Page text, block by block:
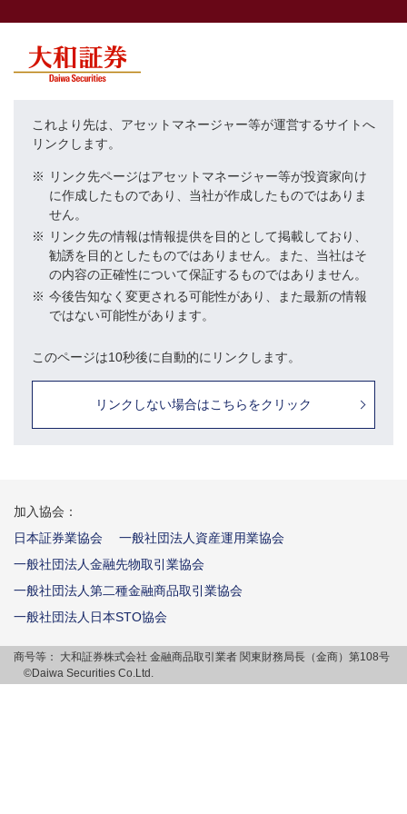
これより先は、アセットマネージャー等が運営するサイトへ
リンクします。
※
リンク先ページはアセットマネージャー等が投資家向け
に作成したものであり、当社が作成したものではありま
せん。
※
リンク先の情報は情報提供を目的として掲載しており、
勧誘を目的としたものではありません。また、当社はそ
の内容の正確性について保証するものではありません。
※ 今後告知なく変更される可能性があり、また最新の情報
ではない可能性があります。
このページは10秒後に自動的にリンクします。
リンクしない場合はこちらをクリック
加入協会：
日本証券業協会
一般社団法人資産運用業協会
一般社団法人金融先物取引業協会
一般社団法人第二種金融商品取引業協会
一般社団法人日本STO協会
商号等：
大和証券株式会社 金融商品取引業者 関東財務局長（金商）第108号
©Daiwa Securities Co.Ltd.